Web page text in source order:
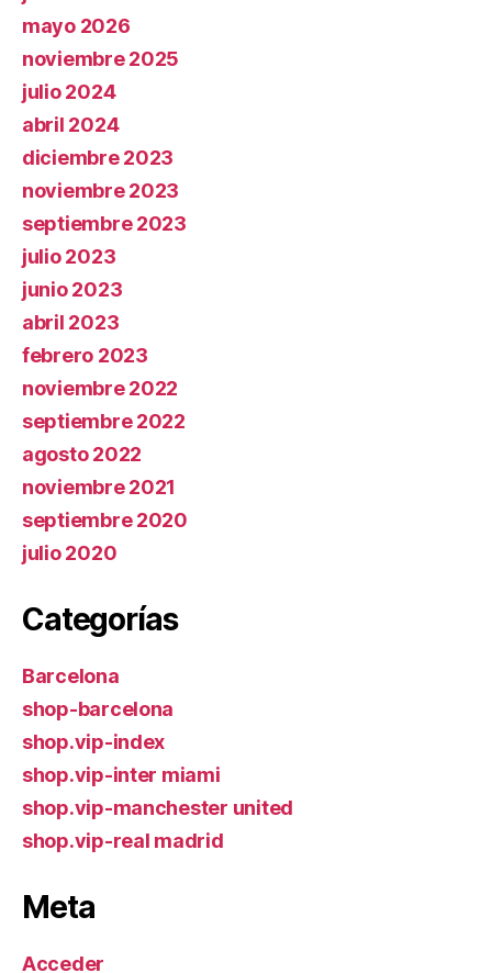
mayo 2026
noviembre 2025
julio 2024
abril 2024
diciembre 2023
noviembre 2023
septiembre 2023
julio 2023
junio 2023
abril 2023
febrero 2023
noviembre 2022
septiembre 2022
agosto 2022
noviembre 2021
septiembre 2020
julio 2020
Categorías
Barcelona
shop-barcelona
shop.vip-index
shop.vip-inter miami
shop.vip-manchester united
shop.vip-real madrid
Meta
Acceder